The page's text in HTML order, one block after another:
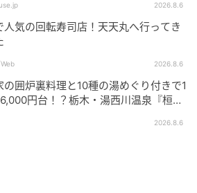
テリーヌ」や「ズッキーニのひ
ベツのマリネ」
ュ」に「鶏と根菜の柚子胡椒マ
っぷりのスパニッシュオムレ
2026.8.6
人気の回転寿司店！天天丸へ行ってき
2026.8.6
の囲炉裏料理と10種の湯めぐり付きで1
円台！？栃木・湯西川温泉『桓武
2026.8.6